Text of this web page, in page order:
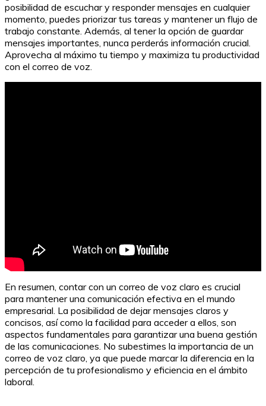
posibilidad de escuchar y responder mensajes en cualquier
momento, puedes priorizar tus tareas y mantener un flujo de
trabajo constante. Además, al tener la opción de guardar
mensajes importantes, nunca perderás información crucial.
Aprovecha al máximo tu tiempo y maximiza tu productividad
con el correo de voz.
En resumen, contar con un correo de voz claro es crucial
para mantener una comunicación efectiva en el mundo
empresarial. La posibilidad de dejar mensajes claros y
concisos, así como la facilidad para acceder a ellos, son
aspectos fundamentales para garantizar una buena gestión
de las comunicaciones. No subestimes la importancia de un
correo de voz claro, ya que puede marcar la diferencia en la
percepción de tu profesionalismo y eficiencia en el ámbito
laboral.